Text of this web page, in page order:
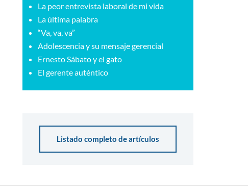
La peor entrevista laboral de mi vida
La última palabra
“Va, va, va”
Adolescencia y su mensaje gerencial
Ernesto Sábato y el gato
El gerente auténtico
Listado completo de artículos